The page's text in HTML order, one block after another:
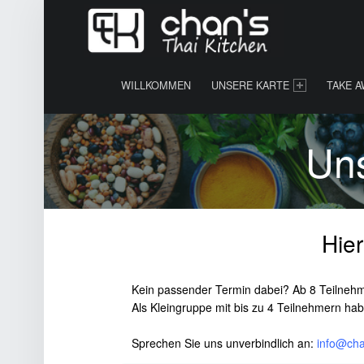
H
E
N
T
I
S
C
H
H
A
L
PRIMARY MENU
WILLKOMMEN UNSERE KARTE TAKE
Kein passender Termin dabei? Ab 8
Als Kleingruppe mit bis zu 4 Teilnehmern
Sprechen Sie uns unverbindlich an: